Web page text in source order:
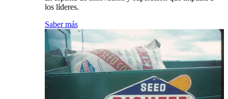
los líderes.
Saber más